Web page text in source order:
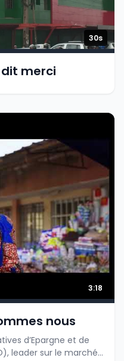
30s
dit merci
3:18
nous
d’Epargne et de
leader sur le marché